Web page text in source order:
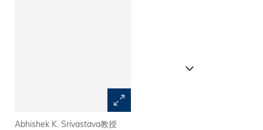
Abhishek K. Srivastava教授